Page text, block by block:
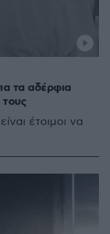
τα αδέρφια
έτοιμοι να